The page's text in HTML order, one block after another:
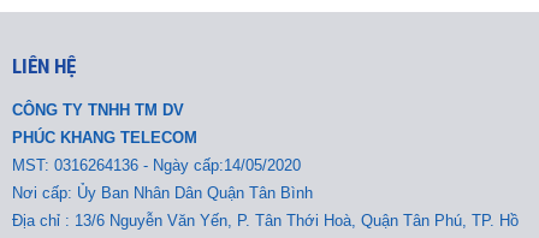
LIÊN HỆ
CÔNG TY TNHH TM DV
PHÚC KHANG TELECOM
MST: 0316264136 - Ngày cấp:14/05/2020
Nơi cấp: Ủy Ban Nhân Dân Quận Tân Bình
Địa chỉ : 13/6 Nguyễn Văn Yến, P. Tân Thới Hoà, Quận Tân Phú, TP. Hồ